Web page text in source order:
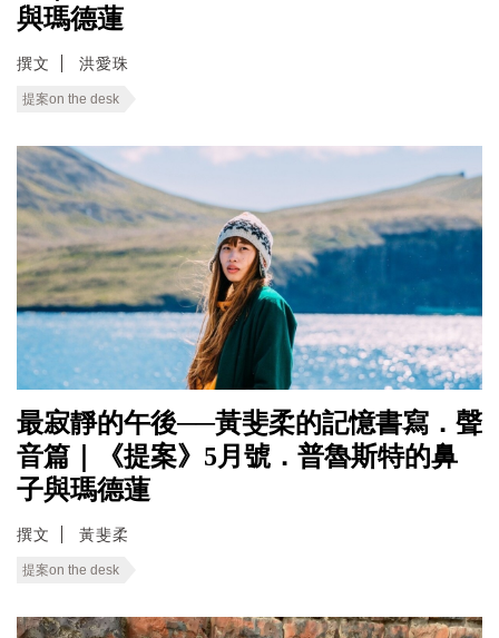
與瑪德蓮
撰文 洪愛珠
提案on the desk
最寂靜的午後──黃斐柔的記憶書寫．聲
音篇｜《提案》5月號．普魯斯特的鼻
子與瑪德蓮
撰文 黃斐柔
提案on the desk